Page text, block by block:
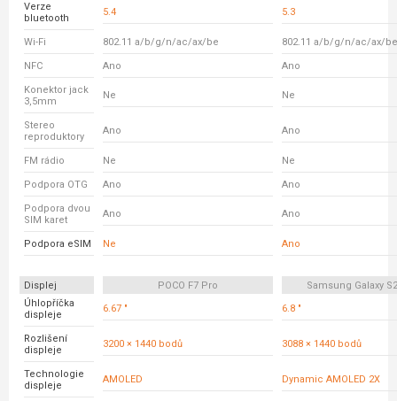
Verze
bluetooth
5.4 5.3
Wi-Fi 802.11 a/b/g/n/ac/ax/be 802.11 a/b/g/n/ac/ax/be
NFC Ano Ano
Konektor jack
3,5mm
Ne Ne
Stereo
reproduktory
Ano Ano
FM rádio Ne Ne
Podpora OTG Ano Ano
Podpora dvou
SIM karet
Ano Ano
Podpora eSIM Ne Ano
Displej POCO F7 Pro
Samsung Galaxy
Úhlopříčka
displeje
6.67 " 6.8 "
Rozlišení
displeje
3200 × 1440 bodů 3088 × 1440 bodů
Technologie
displeje
AMOLED Dynamic AMOLED 2X